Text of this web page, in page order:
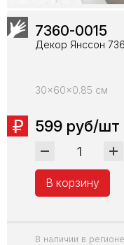
7360-0015
Декор Янссон
30x60x0.85 см
599 руб/шт
В корзину
В наличии в